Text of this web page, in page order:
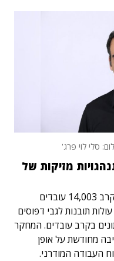
סלי לוי פרג'
מזיקות של
על בסיס הסקר הבינלאומי, שנערך בקרב 14,003 עובדים
תובנות לגבי דפוסים
בקרב עובדים. המחקר
מחודשת על אופן
העבודה המודרני.